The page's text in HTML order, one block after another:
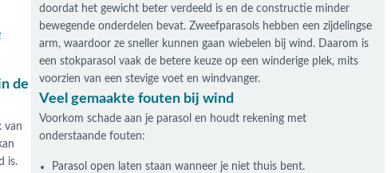
de
van
is.
doordat het gewicht beter verdeeld is en de constructie minder
bewegende onderdelen bevat. Zweefparasols hebben een zijdelingse
arm, waardoor ze sneller kunnen gaan wiebelen bij wind. Daarom is
een stokparasol vaak de betere keuze op een winderige plek, mits
voorzien van een stevige voet en windvanger.
Veel gemaakte fouten bij wind
Voorkom schade aan je parasol en houdt rekening met
onderstaande fouten:
Parasol open laten staan wanneer je niet thuis bent.